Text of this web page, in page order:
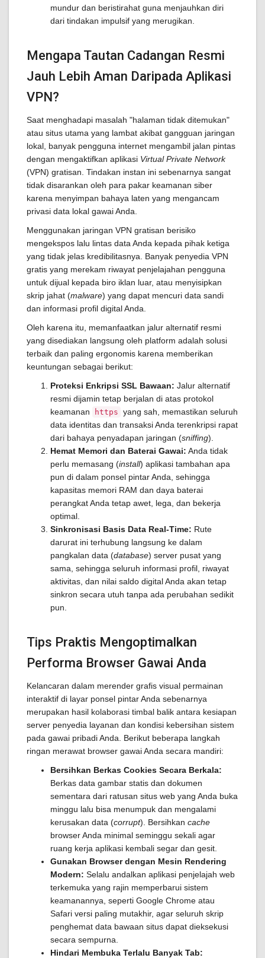
mundur dan beristirahat guna menjauhkan diri
dari tindakan impulsif yang merugikan.
Mengapa Tautan Cadangan Resmi
Jauh Lebih Aman Daripada Aplikasi
VPN?
Saat menghadapi masalah "halaman tidak ditemukan"
atau situs utama yang lambat akibat gangguan jaringan
lokal, banyak pengguna internet mengambil jalan pintas
dengan mengaktifkan aplikasi Virtual Private Network
(VPN) gratisan. Tindakan instan ini sebenarnya sangat
tidak disarankan oleh para pakar keamanan siber
karena menyimpan bahaya laten yang mengancam
privasi data lokal gawai Anda.
Menggunakan jaringan VPN gratisan berisiko
mengekspos lalu lintas data Anda kepada pihak ketiga
yang tidak jelas kredibilitasnya. Banyak penyedia VPN
gratis yang merekam riwayat penjelajahan pengguna
untuk dijual kepada biro iklan luar, atau menyisipkan
skrip jahat (malware) yang dapat mencuri data sandi
dan informasi profil digital Anda.
Oleh karena itu, memanfaatkan jalur alternatif resmi
yang disediakan langsung oleh platform adalah solusi
terbaik dan paling ergonomis karena memberikan
keuntungan sebagai berikut:
Proteksi Enkripsi SSL Bawaan: Jalur alternatif
resmi dijamin tetap berjalan di atas protokol
keamanan
https yang sah, memastikan seluruh
data identitas dan transaksi Anda terenkripsi rapat
dari bahaya penyadapan jaringan (sniffing).
Hemat Memori dan Baterai Gawai: Anda tidak
perlu memasang (install) aplikasi tambahan apa
pun di dalam ponsel pintar Anda, sehingga
kapasitas memori RAM dan daya baterai
perangkat Anda tetap awet, lega, dan bekerja
optimal.
Sinkronisasi Basis Data Real-Time: Rute
darurat ini terhubung langsung ke dalam
pangkalan data (database) server pusat yang
sama, sehingga seluruh informasi profil, riwayat
aktivitas, dan nilai saldo digital Anda akan tetap
sinkron secara utuh tanpa ada perubahan sedikit
pun.
Tips Praktis Mengoptimalkan
Performa Browser Gawai Anda
Kelancaran dalam merender grafis visual permainan
interaktif di layar ponsel pintar Anda sebenarnya
merupakan hasil kolaborasi timbal balik antara kesiapan
server penyedia layanan dan kondisi kebersihan sistem
pada gawai pribadi Anda. Berikut beberapa langkah
ringan merawat browser gawai Anda secara mandiri:
Bersihkan Berkas Cookies Secara Berkala:
Berkas data gambar statis dan dokumen
sementara dari ratusan situs web yang Anda buka
minggu lalu bisa menumpuk dan mengalami
kerusakan data (corrupt). Bersihkan cache
browser Anda minimal seminggu sekali agar
ruang kerja aplikasi kembali segar dan gesit.
Gunakan Browser dengan Mesin Rendering
Modern: Selalu andalkan aplikasi penjelajah web
terkemuka yang rajin memperbarui sistem
keamanannya, seperti Google Chrome atau
Safari versi paling mutakhir, agar seluruh skrip
penghemat data bawaan situs dapat dieksekusi
secara sempurna.
Hindari Membuka Terlalu Banyak Tab: